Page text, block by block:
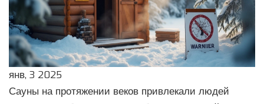
янв, 3 2025
Сауны на протяжении веков привлекали людей